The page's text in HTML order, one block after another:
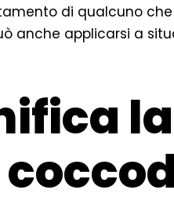
di qualcuno
anche applicarsi a